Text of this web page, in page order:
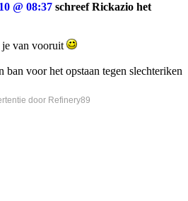
@ 08:37 schreef Rickazio het
je van vooruit
voor het opstaan tegen slechteriken
door Refinery89